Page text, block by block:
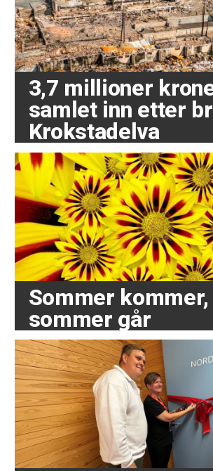
3,7 millioner
samlet inn etter
Krokstadelva
Sommer kommer,
sommer går